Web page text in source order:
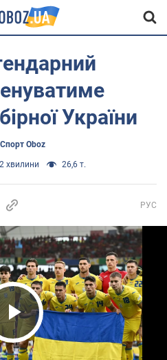
України
Спорт Oboz
2 хвилини 26,6 т.
РУС
Video